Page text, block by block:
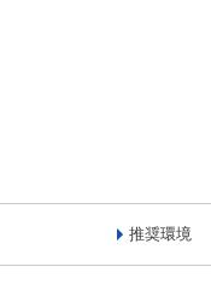
推奨環境